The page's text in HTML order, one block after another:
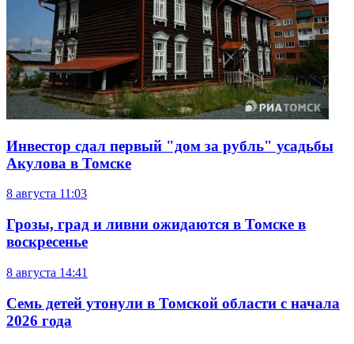
Инвестор сдал первый "дом за рубль" усадьбы
Акулова в Томске
8 августа 11:03
Грозы, град и ливни ожидаются в Томске в
воскресенье
8 августа 14:41
Семь детей утонули в Томской области с начала
2026 года